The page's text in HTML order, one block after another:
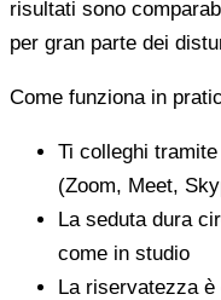
risultati sono
per gran parte dei
Come funziona in
Ti colleghi
(Zoom, Meet,
La seduta dura
come in studio
La riservatezza